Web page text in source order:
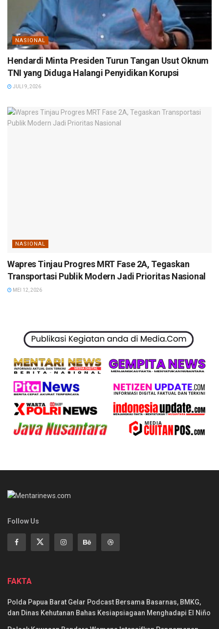
NASIONAL
Hendardi Minta Presiden Turun Tangan Usut Oknum
TNI yang Diduga Halangi Penyidikan Korupsi
JULI 9, 2026
NASIONAL
Wapres Tinjau Progres MRT Fase 2A, Tegaskan
Transportasi Publik Modern Jadi Prioritas Nasional
MEI 12, 2026
Follow Us
FAKTA
Polda Papua Barat Gelar Podcast Bersama Basarnas, BMKG,
dan Dinas Kehutanan Bahas Kesiapsiagaan Menghadapi El Niño